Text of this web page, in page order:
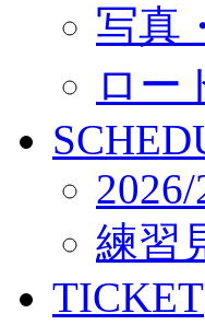
写真
ロー
2026/
練習
TICKET